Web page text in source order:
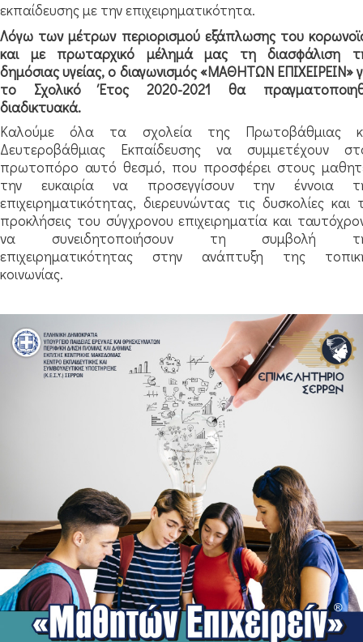
εκπαίδευσης με την επιχειρηματικότητα.
Λόγω των μέτρων περιορισμού εξάπλωσης του
και με πρωταρχικό μέλημά μας τη διασφάλιση
δημόσιας υγείας, ο διαγωνισμός «ΜΑΘΗΤΩΝ ΕΠΙΧΕΙΡΕΙΝ»
το Σχολικό Έτος 2020-2021 θα
διαδικτυακά.
Καλούμε όλα τα σχολεία της Πρωτοβάθμιας
Δευτεροβάθμιας Εκπαίδευσης να συμμετέχουν
πρωτοπόρο αυτό θεσμό, που προσφέρει στους
την ευκαιρία να προσεγγίσουν την έννοια
επιχειρηματικότητας, διερευνώντας τις δυσκολίες και
προκλήσεις του σύγχρονου επιχειρηματία και
να συνειδητοποιήσουν τη συμβολή
επιχειρηματικότητας στην ανάπτυξη της
κοινωνίας.